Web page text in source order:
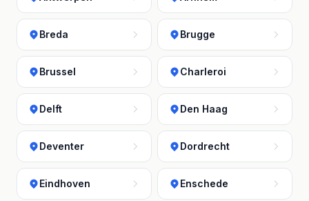
Breda Brugge
Brussel Charleroi
Delft Den Haag
Deventer Dordrecht
Eindhoven Enschede